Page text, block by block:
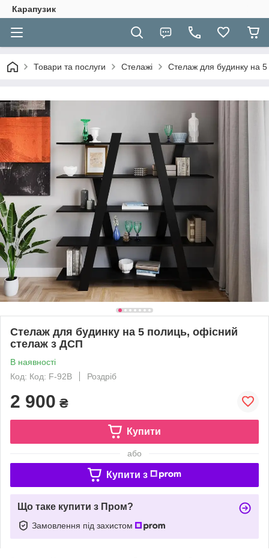
Карапузик
Товари та послуги Стелажі Стелаж для будинку на
Стелаж для будинку на 5 полиць, офісний
стелаж з ДСП
В наявності
Код: Код: F-92B
Роздріб
2 900 ₴
Купити
або
Купити з
Що таке купити з Пром?
Замовлення під захистом